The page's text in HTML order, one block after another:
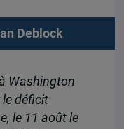
Deblock
Washington
déficit
le 11 août le